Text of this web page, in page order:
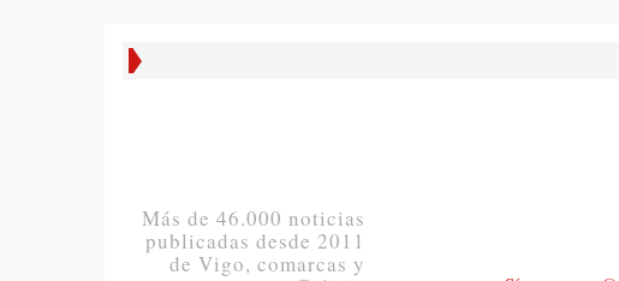
Más de 46.000 noticias
publicadas desde 2011
de Vigo, comarcas y